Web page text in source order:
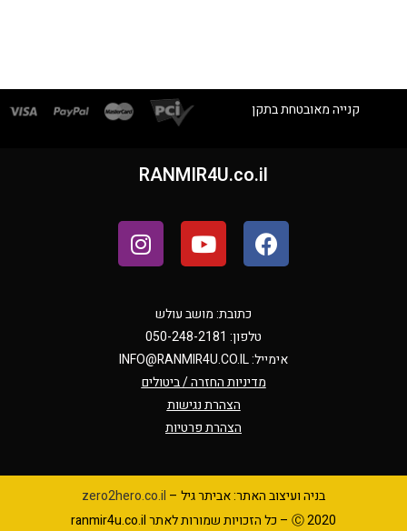
קנייה מאובטחת בתקן
RANMIR4U.co.il
כתובת: מושב עולש
טלפון: 050-248-2181
אימייל:INFO@RANMIR4U.CO.IL
מדיניות החזרה / ביטולים
הצהרת נגישות
הצהרת פרטיות
בניה ועיצוב האתר: אביתר גיל – zero2hero.co.il
Ⓒ 2020 – כל הזכויות שמורות לאתר ranmir4u.co.il